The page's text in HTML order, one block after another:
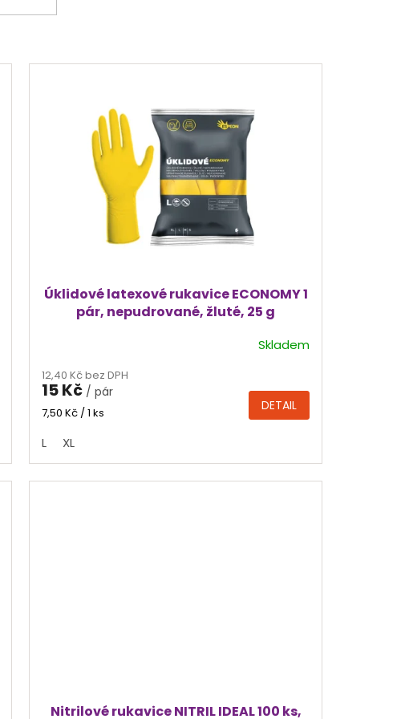
Úklidové latexové rukavice ECONOMY 1
pár, nepudrované, žluté, 25 g
produktu
je
4,9
5
hvězdiček.
Skladem
12,40 Kč bez DPH
15 Kč / pár
Měrná
7,50 Kč / 1 ks DETAIL
L XL
Nitrilové rukavice NITRIL IDEAL 100 ks,